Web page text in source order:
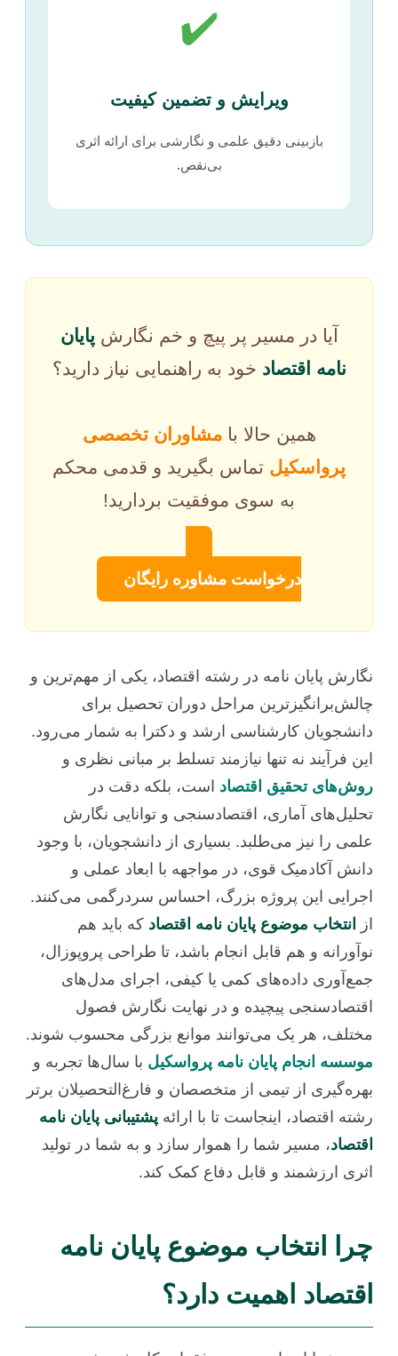
✔️
ویرایش و تضمین کیفیت
بازبینی دقیق علمی و نگارشی برای ارائه اثری
بی‌نقص.
آیا در مسیر پر پیچ و خم نگارشپایان
نامه اقتصادخود به راهنمایی نیاز دارید؟
همین حالا با مشاوران تخصصی
پرواسکیلتماس بگیرید و قدمی محکم
به سوی موفقیت بردارید!
درخواست مشاوره رایگان
نگارش پایان نامه در رشته اقتصاد، یکی از مهم‌ترین و
چالش‌برانگیزترین مراحل دوران تحصیل برای
دانشجویان کارشناسی ارشد و دکترا به شمار می‌رود.
این فرآیند نه تنها نیازمند تسلط بر مبانی نظری و
روش‌های تحقیق اقتصاداست، بلکه دقت در
تحلیل‌های آماری، اقتصادسنجی و توانایی نگارش
علمی را نیز می‌طلبد. بسیاری از دانشجویان، با وجود
دانش آکادمیک قوی، در مواجهه با ابعاد عملی و
اجرایی این پروژه بزرگ، احساس سردرگمی می‌کنند.
انتخاب موضوع پایان نامه اقتصادکه باید هم
نوآورانه و هم قابل انجام باشد، تا طراحی پروپوزال،
جمع‌آوری داده‌های کمی یا کیفی، اجرای مدل‌های
اقتصادسنجی پیچیده و در نهایت نگارش فصول
مختلف، هر یک می‌توانند موانع بزرگی محسوب شوند.
موسسه انجام پایان نامه پرواسکیلبا سال‌ها تجربه و
بهره‌گیری از تیمی از متخصصان و فارغ‌التحصیلان برتر
رشته اقتصاد، اینجاست تا با ارائهپشتیبانی پایان نامه
اقتصاد، مسیر شما را هموار سازد و به شما در تولید
اثری ارزشمند و قابل دفاع کمک کند.
چرا انتخاب موضوع پایان نامه
اقتصاد اهمیت دارد؟